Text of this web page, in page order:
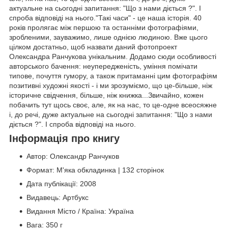
актуальне на сьогодні запитання: "Що з нами діється ?". І
спроба відповіді на нього."Такі часи" - це наша історія. 40
років пролягає між першою та останніми фотографіями,
зробленими, зауважимо, лише однією людиною. Вже цього
цілком достатньо, щоб назвати даний фотопроект
Олександра Ранчукова унікальним. Додамо сюди особливості
авторського бачення: неупередженість, уміння помічати
типове, почуття гумору, а також притаманні цим фотографіям
позитивні художні якості - і ми зрозуміємо, що це-більше, ніж
історичне свідчення, більше, ніж книжка...Звичайно, кожен
побачить тут щось своє, але, як на нас, то це-одне всеосяжне
і, до речі, дуже актуальне на сьогодні запитання: "Що з нами
діється ?". І спроба відповіді на нього.
Інформація про книгу
Автор: Олександр Ранчуков
Формат: М'яка обкладинка | 132 сторінок
Дата публікації: 2008
Видавець: Артбукс
Видання Місто / Країна: Україна
Вага: 350 г